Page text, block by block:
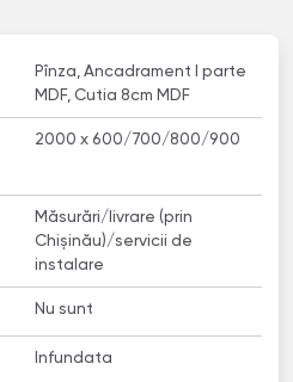
Pînza, Ancadrament I parte
MDF, Cutia 8cm MDF
2000 x 600/700/800/900
Măsurări/livrare (prin
Chișinău)/servicii de
instalare
Nu sunt
Infundata